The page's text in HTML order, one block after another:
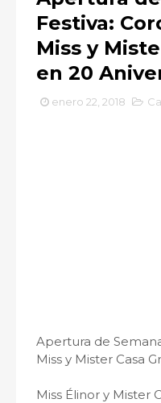
Festiva:
Miss y
en 20
enero 22, 2018
Apertura de
Miss y Mister Casa
Miss Élinor y Mister